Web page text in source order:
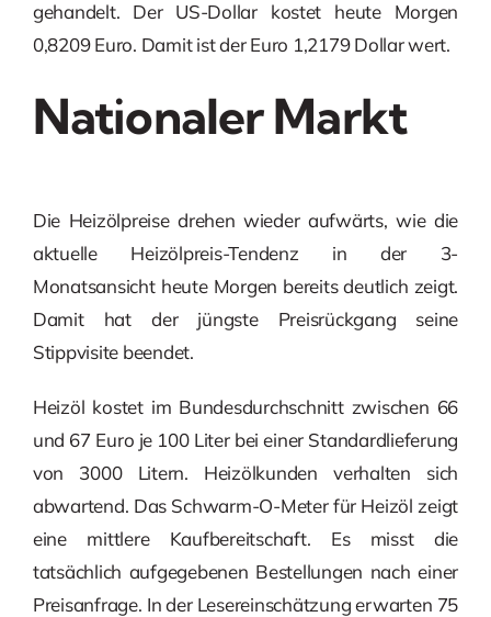
gehandelt. Der US-Dollar kostet heute Morgen
0,8209 Euro. Damit ist der Euro 1,2179 Dollar wert.
Nationaler Markt
Die Heizölpreise drehen wieder aufwärts, wie die
aktuelle Heizölpreis-Tendenz in der 3-
Monatsansicht heute Morgen bereits deutlich zeigt.
Damit hat der jüngste Preisrückgang seine
Stippvisite beendet.
Heizöl kostet im Bundesdurchschnitt zwischen 66
und 67 Euro je 100 Liter bei einer Standardlieferung
von 3000 Litern. Heizölkunden verhalten sich
abwartend. Das Schwarm-O-Meter für Heizöl zeigt
eine mittlere Kaufbereitschaft. Es misst die
tatsächlich aufgegebenen Bestellungen nach einer
Preisanfrage. In der Lesereinschätzung erwarten 75